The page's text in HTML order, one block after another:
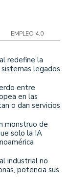
EMPLEO 4.0
redefine la
legados
entre
en las
o dan servicios
monstruo de
solo la IA
industrial no
potencia sus